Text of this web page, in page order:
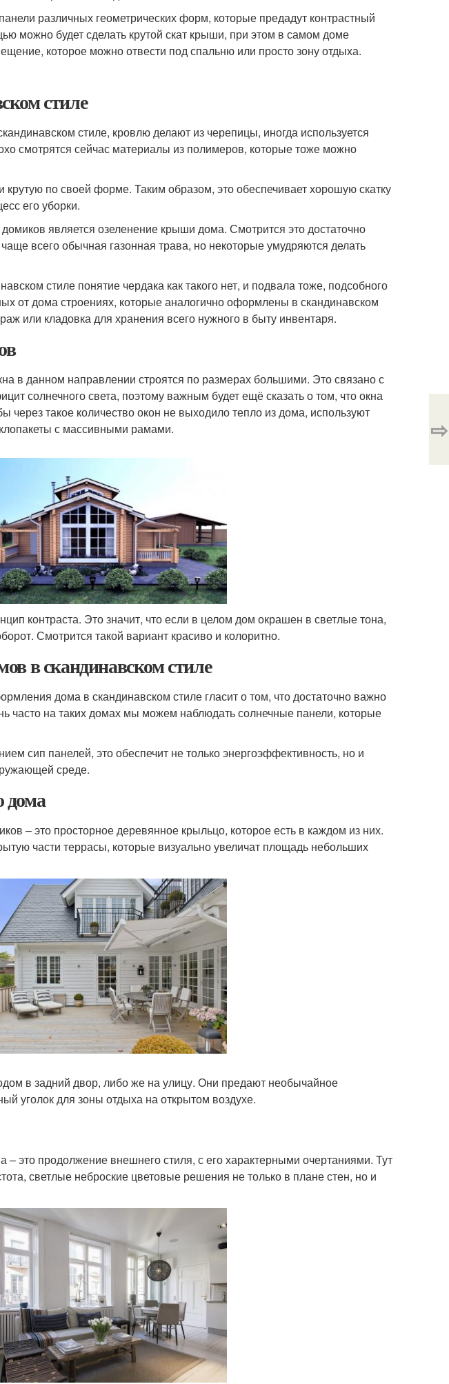
различных геометрических форм, которые предадут контрастный
можно будет сделать крутой скат крыши, при этом в самом доме
которое можно отвести под спальню или просто зону отдыха.
стиле
стиле, кровлю делают из черепицы, иногда используется
смотрятся сейчас материалы из полимеров, которые тоже можно
по своей форме. Таким образом, это обеспечивает хорошую скатку
его уборки.
является озеленение крыши дома. Смотрится это достаточно
всего обычная газонная трава, но некоторые умудряются делать
стиле понятие чердака как такого нет, и подвала тоже, подсобного
от дома строениях, которые аналогично оформлены в скандинавском
или кладовка для хранения всего нужного в быту инвентаря.
в данном направлении строятся по размерах большими. Это связано с
солнечного света, поэтому важным будет ещё сказать о том, что окна
через такое количество окон не выходило тепло из дома, используют
с массивными рамами.
контраста. Это значит, что если в целом дом окрашен в светлые тона,
Смотрится такой вариант красиво и колоритно.
в скандинавском стиле
дома в скандинавском стиле гласит о том, что достаточно важно
часто на таких домах мы можем наблюдать солнечные панели, которые
сип панелей, это обеспечит не только энергоэффективность, но и
среде.
дома
– это просторное деревянное крыльцо, которое есть в каждом из них.
части террасы, которые визуально увеличат площадь небольших
в задний двор, либо же на улицу. Они предают необычайное
уголок для зоны отдыха на открытом воздухе.
это продолжение внешнего стиля, с его характерными очертаниями. Тут
светлые неброские цветовые решения не только в плане стен, но и
⇨